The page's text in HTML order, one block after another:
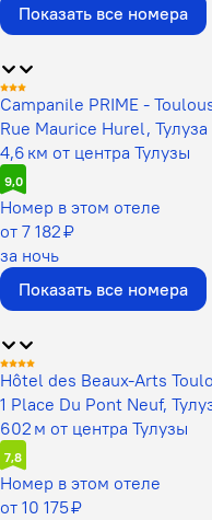
Показать все номера
Campanile PRIME -
Rue Maurice Hurel, Тулуза
4,6 км от центра Тулузы
9,0
Номер в этом отеле
от 7 182 ₽
за ночь
Показать все номера
Hôtel des Beaux-Arts
1 Place Du Pont Neuf,
602 м от центра Тулузы
7,8
Номер в этом отеле
от 10 175 ₽